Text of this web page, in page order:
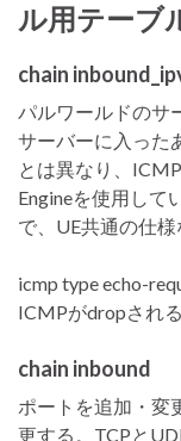
ル用テーブ
chain
パルワールドのサ
サーバーに入った
とは異なり、
Engineを使用して
で、UE共通の仕様
icmp type echo-
ICMPがdropされ
chain inbound
ポートを追加・変
更する。TCPと